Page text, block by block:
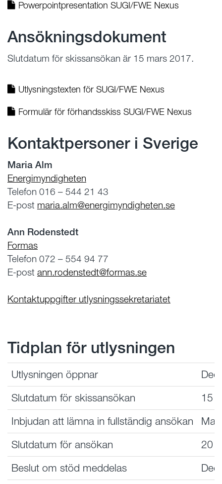
Powerpointpresentation SUGI/FWE Nexus
Ansökningsdokument
Slutdatum för skissansökan är 15 mars 2017.
Utlysningstexten för SUGI/FWE Nexus
Formulär för förhandsskiss SUGI/FWE Nexus
Kontaktpersoner i Sverige
Maria Alm
Energimyndigheten
Telefon 016 – 544 21 43
E-post maria.alm@energimyndigheten.se
Ann Rodenstedt
Formas
Telefon 072 – 554 94 77
E-post ann.rodenstedt@formas.se
Kontaktuppgifter utlysningssekretariatet
Tidplan för utlysningen
Utlysningen öppnar
Slutdatum för skissansökan
15
Inbjudan att lämna in fullständig ansökan
Maj
Slutdatum för ansökan
20
Beslut om stöd meddelas